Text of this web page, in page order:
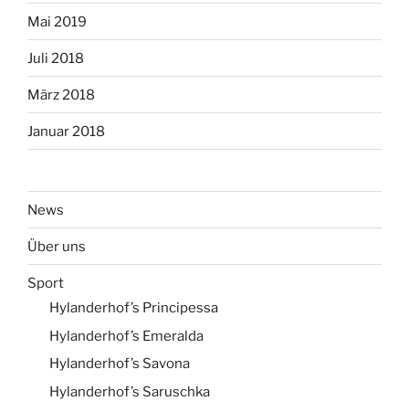
Mai 2019
Juli 2018
März 2018
Januar 2018
News
Über uns
Sport
Hylanderhof’s Principessa
Hylanderhof’s Emeralda
Hylanderhof’s Savona
Hylanderhof’s Saruschka